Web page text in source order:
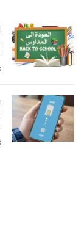
ا
ل
ت
ح
ي
ل
…
8
8